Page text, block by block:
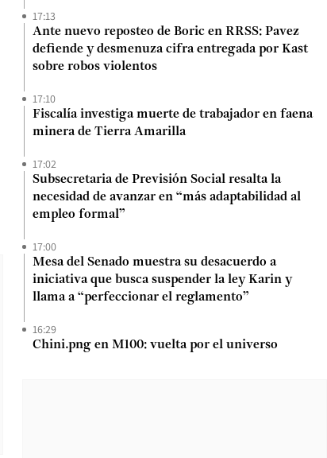
17:13
Ante nuevo reposteo de Boric en RRSS: Pavez
defiende y desmenuza cifra entregada por Kast
sobre robos violentos
17:10
Fiscalía investiga muerte de trabajador en faena
minera de Tierra Amarilla
17:02
Subsecretaria de Previsión Social resalta la
necesidad de avanzar en “más adaptabilidad al
empleo formal”
17:00
Mesa del Senado muestra su desacuerdo a
iniciativa que busca suspender la ley Karin y
llama a “perfeccionar el reglamento”
16:29
Chini.png en M100: vuelta por el universo